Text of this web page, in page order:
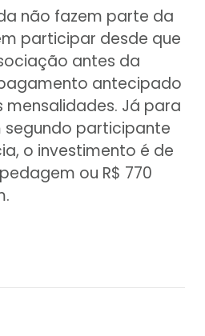
não fazem parte da
participar desde que
antes da
antecipado
mensalidades. Já para
segundo participante
o investimento é de
ou R$ 770